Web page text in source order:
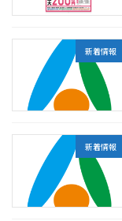
新着情報
新着情報